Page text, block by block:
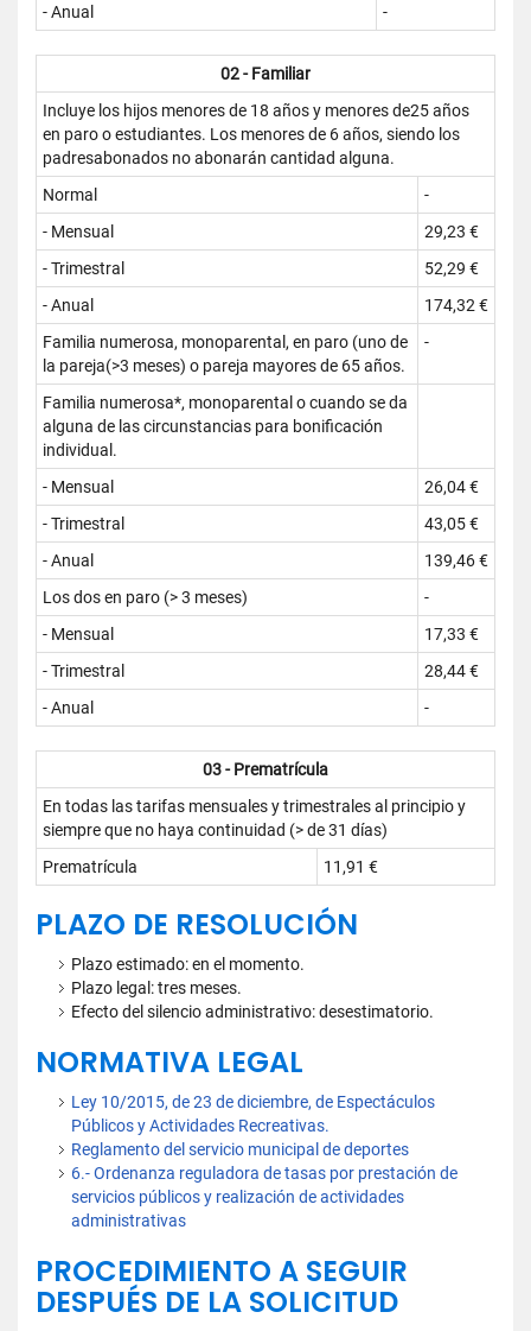
- Anual -
02 - Familiar
Incluye los hijos menores de 18 años y menores de25 años
en paro o estudiantes. Los menores de 6 años, siendo los
padresabonados no abonarán cantidad alguna.
Normal
-
- Mensual
29,23 €
- Trimestral
52,29 €
- Anual
174,32 €
Familia numerosa, monoparental, en paro (uno de
la pareja(>3 meses) o pareja mayores de 65 años.
-
Familia numerosa*, monoparental o cuando se da
alguna de las circunstancias para bonificación
individual.
- Mensual
26,04 €
- Trimestral
43,05 €
- Anual
139,46 €
Los dos en paro (> 3 meses)
-
- Mensual
17,33 €
- Trimestral
28,44 €
- Anual
-
03 - Prematrícula
En todas las tarifas mensuales y trimestrales al principio y
siempre que no haya continuidad (> de 31 días)
Prematrícula
11,91 €
PLAZO DE RESOLUCIÓN
Plazo estimado: en el momento.
Plazo legal: tres meses.
Efecto del silencio administrativo: desestimatorio.
NORMATIVA LEGAL
Ley 10/2015, de 23 de diciembre, de Espectáculos
Públicos y Actividades Recreativas.
Reglamento del servicio municipal de deportes
6.- Ordenanza reguladora de tasas por prestación de
servicios públicos y realización de actividades
administrativas
PROCEDIMIENTO A SEGUIR
DESPUÉS DE LA SOLICITUD